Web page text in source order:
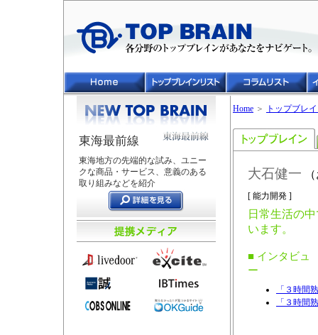
東海最前線
東海地方の先端的な試み、ユニー
クな商品・サービス、意義のある
取り組みなどを紹介
Home ＞ トップブレ
大石健一
[ 能力開発 ]
日常生活の
います。
■ インタビュ
ー
「３時間
「３時間